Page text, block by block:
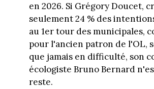
en 2026. Si Grégory Doucet,
seulement 24 % des
au 1er tour des municipales,
pour l'ancien patron de l'OL,
que jamais en difficulté, son
écologiste Bruno Bernard
reste.